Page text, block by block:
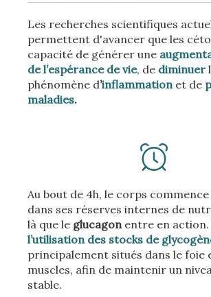
Les recherches scientifiques
permettent d'avancer que les
capacité de générer une
de l’espérance de vie, de diminuer
phénomène d’inflammation et de
maladies.
Au bout de 4h, le corps
dans ses réserves internes de
là que le glucagon entre en action.
l’utilisation des stocks de
principalement situés dans le foie
muscles, afin de maintenir un
stable.